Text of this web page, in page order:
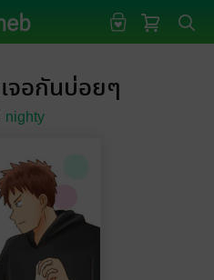
จอกันบ่อยๆ
nighty